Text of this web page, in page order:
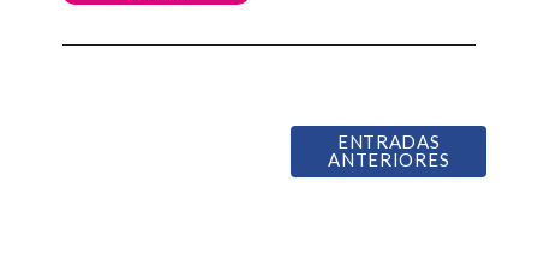
ENTRADAS
ANTERIORES